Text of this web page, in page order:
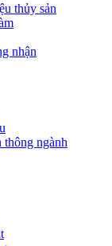
thủy sản
nhận
ngành